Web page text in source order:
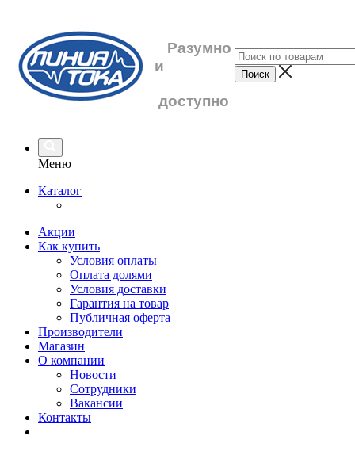
Разумно
и
доступно
Меню
Каталог
Акции
Как купить
Условия оплаты
Оплата долями
Условия доставки
Гарантия на товар
Публичная оферта
Производители
Магазин
О компании
Новости
Сотрудники
Вакансии
Контакты